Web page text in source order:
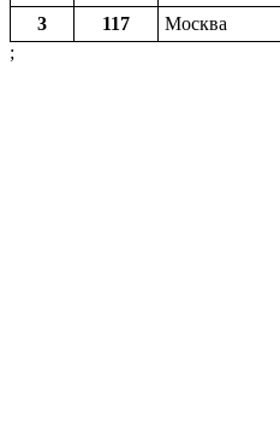
3
117
Москва
;